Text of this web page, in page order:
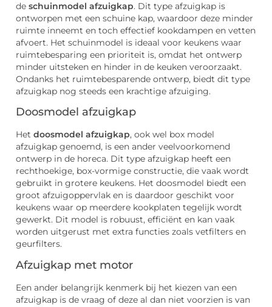
de schuinmodel afzuigkap. Dit type afzuigkap is
ontworpen met een schuine kap, waardoor deze minder
ruimte inneemt en toch effectief kookdampen en vetten
afvoert. Het schuinmodel is ideaal voor keukens waar
ruimtebesparing een prioriteit is, omdat het ontwerp
minder uitsteken en hinder in de keuken veroorzaakt.
Ondanks het ruimtebesparende ontwerp, biedt dit type
afzuigkap nog steeds een krachtige afzuiging.
Doosmodel afzuigkap
Het doosmodel afzuigkap, ook wel box model
afzuigkap genoemd, is een ander veelvoorkomend
ontwerp in de horeca. Dit type afzuigkap heeft een
rechthoekige, box-vormige constructie, die vaak wordt
gebruikt in grotere keukens. Het doosmodel biedt een
groot afzuigoppervlak en is daardoor geschikt voor
keukens waar op meerdere kookplaten tegelijk wordt
gewerkt. Dit model is robuust, efficiënt en kan vaak
worden uitgerust met extra functies zoals vetfilters en
geurfilters.
Afzuigkap met motor
Een ander belangrijk kenmerk bij het kiezen van een
afzuigkap is de vraag of deze al dan niet voorzien is van